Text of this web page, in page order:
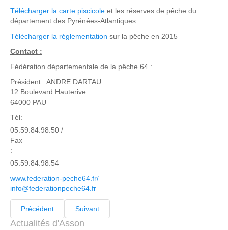
Télécharger la carte piscicole et les réserves de pêche du
département des Pyrénées-Atlantiques
Télécharger la réglementation sur la pêche en 2015
Contact :
Fédération départementale de la pêche 64 :
Président : ANDRE DARTAU
12 Boulevard Hauterive
64000 PAU
Tél:
05.59.84.98.50 /
Fax
:
05.59.84.98.54
www.federation-peche64.fr/
info@federationpeche64.fr
Précédent Suivant
Actualités d'Asson